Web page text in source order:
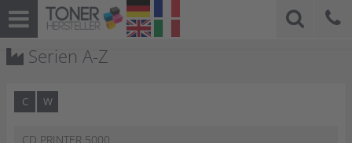
Serien A-Z
C W
CD PRINTER 5000